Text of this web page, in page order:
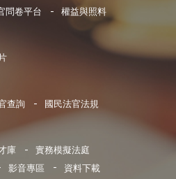
問卷平台 權益與照料
查詢 國民法官法規
庫
實務模擬法庭
影音專區 資料下載